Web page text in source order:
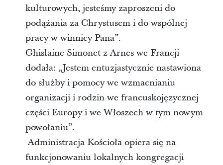
kulturowych, jesteśmy zaproszeni do
podążania za Chrystusem i do wspólnej
pracy w winnicy Pana”.
Ghislaine Simonet z Arnes we Francji
dodała: „Jestem entuzjastycznie nastawiona
do służby i pomocy we wzmacnianiu
organizacji i rodzin we francuskojęzycznej
części Europy i we Włoszech w tym nowym
powołaniu”.
Administracja Kościoła opiera się na
funkcjonowaniu lokalnych kongregacji